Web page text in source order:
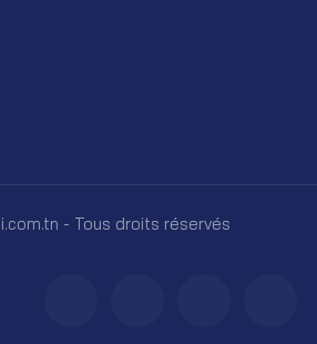
- Tous droits réservés